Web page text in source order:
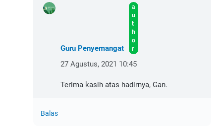
Guru Penyemangat
27 Agustus, 2021 10:45
Terima kasih atas hadirnya, Gan.
Balas